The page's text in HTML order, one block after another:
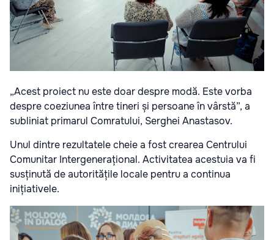
„Acest proiect nu este doar despre modă. Este vorba
despre coeziunea între tineri și persoane în vârstă”, a
subliniat primarul Comratului, Serghei Anastasov.
Unul dintre rezultatele cheie a fost crearea Centrului
Comunitar Intergenerațional. Activitatea acestuia va fi
susținută de autoritățile locale pentru a continua
inițiativele.